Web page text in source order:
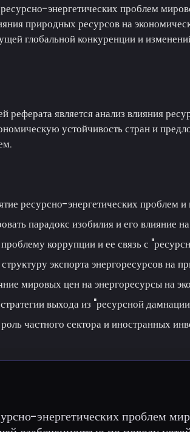
энергетических проблем
природных ресурсов на
глобальной конкуренции и
реферата является анализ влияния
устойчивость стран и
ресурсно-энергетических проблем
парадокс изобилия и его влияние
коррупции и ее связь с
экспорта энергоресурсов на
мировых цен на энергоресурсы на
выхода из "ресурсной
частного сектора и иностранных
энергетических проблем